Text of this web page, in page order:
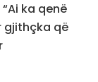
ka qenë
gjithçka që